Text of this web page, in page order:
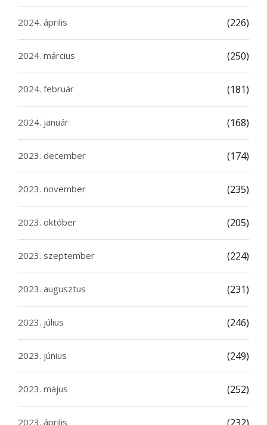
2024. április (226)
2024. március (250)
2024. február (181)
2024. január (168)
2023. december (174)
2023. november (235)
2023. október (205)
2023. szeptember (224)
2023. augusztus (231)
2023. július (246)
2023. június (249)
2023. május (252)
2023. április